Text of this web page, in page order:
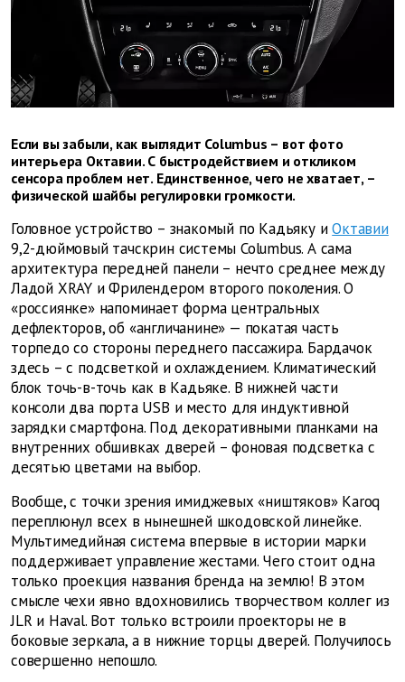
Если вы забыли, как выглядит Columbus – вот фото
интерьера Октавии. С быстродействием и откликом
сенсора проблем нет. Единственное, чего не хватает, –
физической шайбы регулировки громкости.
Головное устройство – знакомый по Кадьяку и Октавии
9,2-дюймовый тачскрин системы Columbus. А сама
архитектура передней панели – нечто среднее между
Ладой XRAY и Фрилендером второго поколения. О
«россиянке» напоминает форма центральных
дефлекторов, об «англичанине» — покатая часть
торпедо со стороны переднего пассажира. Бардачок
здесь – с подсветкой и охлаждением. Климатический
блок точь-в-точь как в Кадьяке. В нижней части
консоли два порта USB и место для индуктивной
зарядки смартфона. Под декоративными планками на
внутренних обшивках дверей – фоновая подсветка с
десятью цветами на выбор.
Вообще, с точки зрения имиджевых «ништяков» Karoq
переплюнул всех в нынешней шкодовской линейке.
Мультимедийная система впервые в истории марки
поддерживает управление жестами. Чего стоит одна
только проекция названия бренда на землю! В этом
смысле чехи явно вдохновились творчеством коллег из
JLR и Haval. Вот только встроили проекторы не в
боковые зеркала, а в нижние торцы дверей. Получилось
совершенно непошло.